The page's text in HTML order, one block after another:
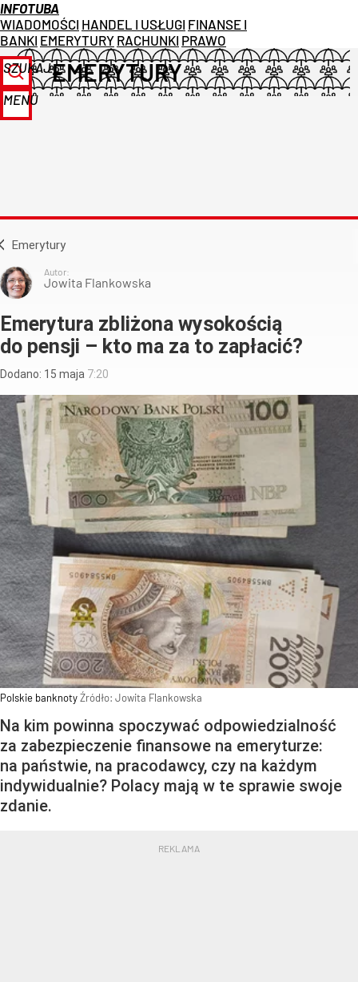
INFOTUBA
WIADOMOŚCI HANDEL I USŁUGI FINANSE I
BANKI EMERYTURY RACHUNKI PRAWO
SZUKAJ
MENU
EMERYTURY
Emerytury
Autor:
Jowita Flankowska
Emerytura zbliżona wysokością
do pensji – kto ma za to zapłacić?
Dodano: 15 maja 7:20
Polskie banknotyŹródło: Jowita Flankowska
Na kim powinna spoczywać odpowiedzialność
za zabezpieczenie finansowe na emeryturze:
na państwie, na pracodawcy, czy na każdym
indywidualnie? Polacy mają w te sprawie swoje
zdanie.